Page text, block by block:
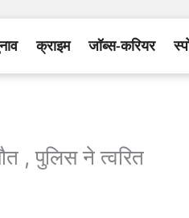
क्राइम जॉब्स-करियर
, पुलिस ने त्वरित